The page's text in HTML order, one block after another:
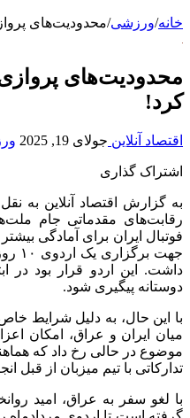
خانه/ورزشی/محدودیت‌های
محدودیت‌های
کرد!
اقتصاد آنلاین جولای 19, 2025
اشتراک گذاری
به گزارش اقتصاد آنلاین به
فوتبال ایران برای آمادگی
جهت
داشت. این اردو قرار بود در
دوستانه پیگیری شود.
با این حال، به دلیل شرایط
میان ایران و عراق، امکان
موضوع در حالی رخ داد که
تدارکاتی با تیم میزبان از قبل
با لغو سفر به عراق، امید